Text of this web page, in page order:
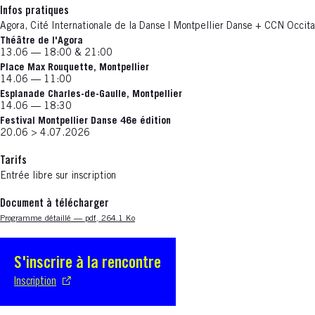
Infos pratiques
Agora, Cité Internationale de la Danse | Montpellier Danse + CCN
Théâtre de l'Agora
13.06 — 18:00 & 21:00
Place Max Rouquette, Montpellier
14.06 — 11:00
Esplanade Charles-de-Gaulle, Montpellier
14.06 — 18:30
Festival Montpellier Danse 46e édition
20.06 > 4.07.2026
Tarifs
Entrée libre sur inscription
Document à télécharger
Nouvelle fenêtre
Programme détaillé — pdf, 264.1 Ko
S'inscrire à la rencontre
Inscription
S'ouvre dans une nouvelle fenêtre